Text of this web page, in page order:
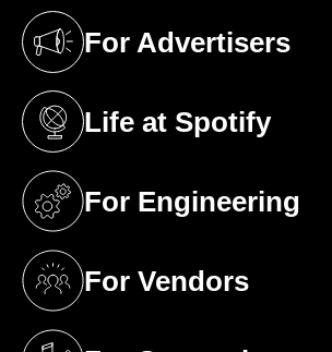
For Advertisers
(opens in a new tab)
Life at Spotify
(opens in a new tab)
For Engineering
(opens in a new tab)
For Vendors
(opens in a new tab)